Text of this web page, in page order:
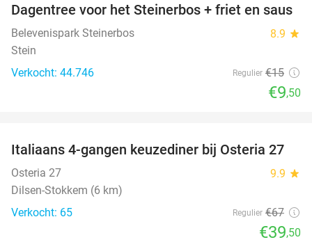
37%
Dagentree voor het Steinerbos + friet en saus
Belevenispark Steinerbos 8.9 star
Stein
Verkocht: 44.746
Regulier €15
€9,50
41%
Italiaans 4-gangen keuzediner bij Osteria 27
Osteria 27 9.9 star
Dilsen-Stokkem (6 km)
Verkocht: 65
Regulier €67
€39,50